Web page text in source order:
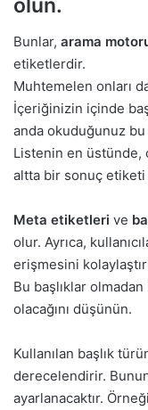
olun.
Bunlar, arama
etiketlerdir.
Muhtemelen onları
İçeriğinizin içinde
anda okuduğunuz
Listenin en üstünde,
altta bir sonuç
Meta etiketleri ve
olur. Ayrıca,
erişmesini
Bu başlıklar olmadan
olacağını düşünün.
Kullanılan başlık
derecelendirir.
ayarlanacaktır.